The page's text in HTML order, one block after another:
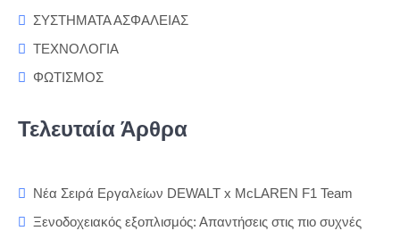
ΣΥΣΤΗΜΑΤΑ ΑΣΦΑΛΕΙΑΣ
ΤΕΧΝΟΛΟΓΙΑ
ΦΩΤΙΣΜΟΣ
Τελευταία Άρθρα
Νέα Σειρά Εργαλείων DEWALT x McLAREN F1 Team
Ξενοδοχειακός εξοπλισμός: Απαντήσεις στις πιο συχνές